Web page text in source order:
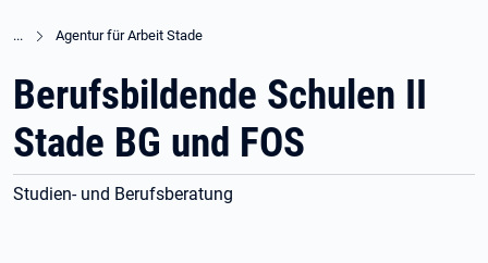
Agentur für Arbeit Stade
Berufsbildende Schulen II
Stade BG und FOS
Studien- und Berufsberatung